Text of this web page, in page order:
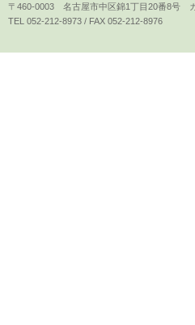
〒460-0003 名古屋市中区錦1丁目20番8号
TEL 052-212-8973 / FAX 052-212-8976